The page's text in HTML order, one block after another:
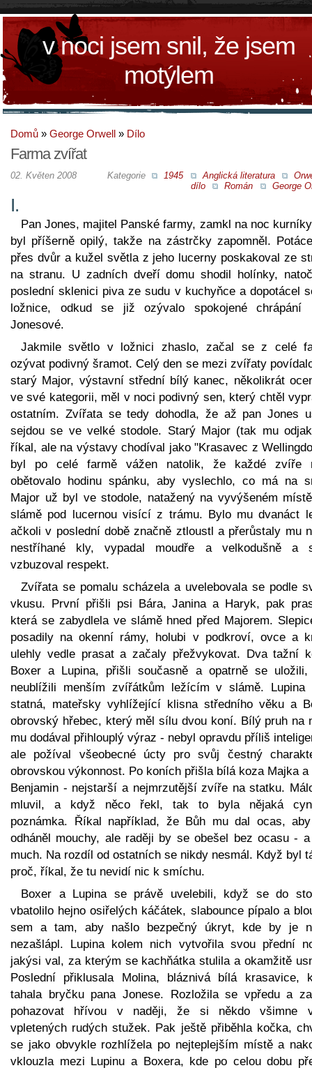
v noci jsem snil, že jsem
motýlem
Domů » George Orwell » Dílo
Farma zvířat
Kategorie 1945 Anglická literatura
dílo
Román George
02. Květen 2008
I.
Pan Jones, majitel Panské farmy, zamkl na noc
byl příšerně opilý, takže na zástrčky zapomněl.
přes dvůr a kužel světla z jeho lucerny poskakoval ze
na stranu. U zadních dveří domu shodil holínky,
poslední sklenici piva ze sudu v kuchyňce a dopotácel
ložnice, odkud se již ozývalo spokojené chrápání
Jonesové.
Jakmile světlo v ložnici zhaslo, začal se z celé
ozývat podivný šramot. Celý den se mezi zvířaty
starý Major, výstavní střední bílý kanec, několikrát
ve své kategorii, měl v noci podivný sen, který chtěl
ostatním. Zvířata se tedy dohodla, že až pan Jones
sejdou se ve velké stodole. Starý Major (tak mu
říkal, ale na výstavy chodíval jako "Krasavec z
byl po celé farmě vážen natolik, že každé zvíře
obětovalo hodinu spánku, aby vyslechlo, co má na
Major už byl ve stodole, natažený na vyvýšeném
slámě pod lucernou visící z trámu. Bylo mu dvanáct
ačkoli v poslední době značně ztloustl a přerůstaly mu
nestříhané kly, vypadal moudře a velkodušně a
vzbuzoval respekt.
Zvířata se pomalu scházela a uvelebovala se podle
vkusu. První přišli psi Bára, Janina a Haryk, pak
která se zabydlela ve slámě hned před Majorem.
posadily na okenní rámy, holubi v podkroví, ovce a
ulehly vedle prasat a začaly přežvykovat. Dva tažní
Boxer a Lupina, přišli současně a opatrně se uložili,
neublížili menším zvířátkům ležícím v slámě. Lupina
statná, mateřsky vyhlížející klisna středního věku a
obrovský hřebec, který měl sílu dvou koní. Bílý pruh na
mu dodával přihlouplý výraz - nebyl opravdu příliš
ale požíval všeobecné úcty pro svůj čestný
obrovskou výkonnost. Po koních přišla bílá koza Majka a
Benjamin - nejstarší a nejmrzutější zvíře na statku.
mluvil, a když něco řekl, tak to byla nějaká
poznámka. Říkal například, že Bůh mu dal ocas,
odháněl mouchy, ale raději by se obešel bez ocasu -
much. Na rozdíl od ostatních se nikdy nesmál. Když byl
proč, říkal, že tu nevidí nic k smíchu.
Boxer a Lupina se právě uvelebili, když se do
vbatolilo hejno osiřelých káčátek, slabounce pípalo a
sem a tam, aby našlo bezpečný úkryt, kde by je
nezašlápl. Lupina kolem nich vytvořila svou přední
jakýsi val, za kterým se kachňátka stulila a okamžitě
Poslední přiklusala Molina, bláznivá bílá krasavice,
tahala bryčku pana Jonese. Rozložila se vpředu a
pohazovat hřívou v naději, že si někdo všimne
vpletených rudých stužek. Pak ještě přiběhla kočka,
se jako obvykle rozhlížela po nejteplejším místě a
vklouzla mezi Lupinu a Boxera, kde po celou dobu